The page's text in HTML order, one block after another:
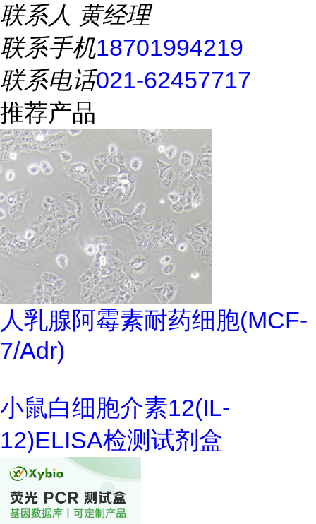
联系人 黄经理
联系手机18701994219
联系电话021-62457717
推荐产品
人乳腺阿霉素耐药细胞(MCF-
7/Adr)
小鼠白细胞介素12(IL-
12)ELISA检测试剂盒